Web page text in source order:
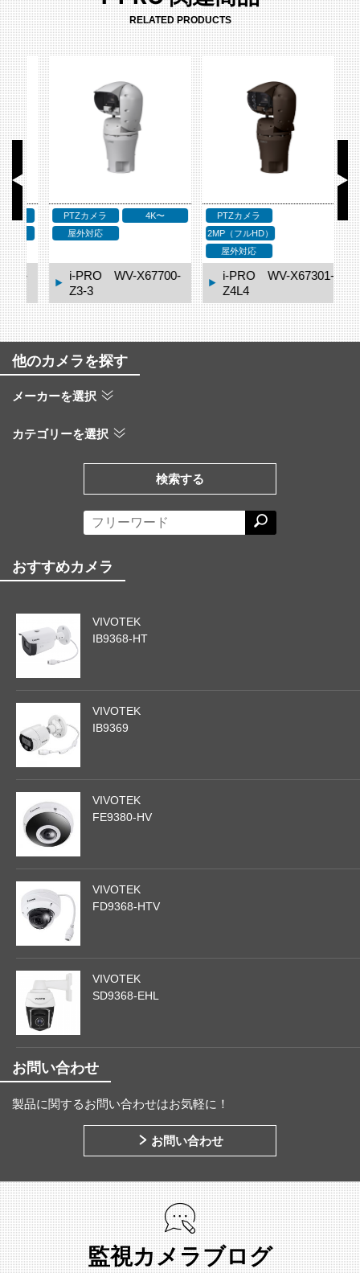
RELATED PRODUCTS
PTZカメラ
2MP（フルHD）
i-PRO WV-X67301-
Z4L4
PTZカメラ
2MP（フルHD）
屋外対応
i-PRO WV-X67301-
Z4L3
他のカメラを探す
メーカーを選択
カテゴリーを選択
検索する
おすすめカメラ
VIVOTEK
IB9368-HT
VIVOTEK
IB9369
VIVOTEK
FE9380-HV
VIVOTEK
FD9368-HTV
VIVOTEK
SD9368-EHL
お問い合わせ
製品に関するお問い合わせはお気軽に！
お問い合わせ
監視カメラブログ